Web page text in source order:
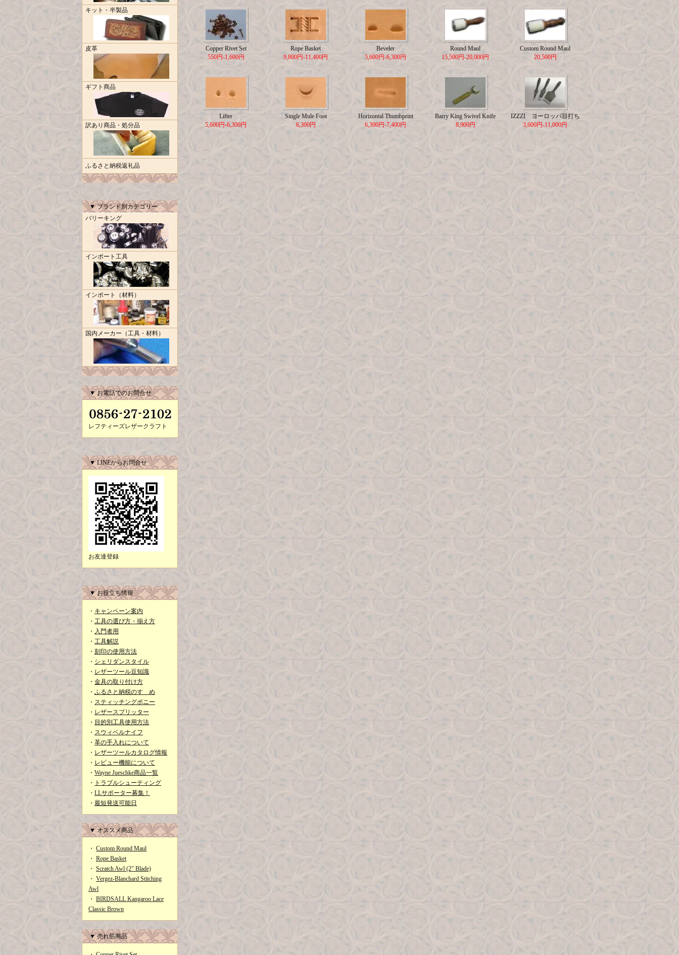
キット・半製品
皮革
ギフト商品
訳あり商品・処分品
ふるさと納税返礼品
▼ ブランド別カテゴリー
バリーキング
インポート工具
インポート（材料）
国内メーカー（工具・材料）
▼ お電話でのお問合せ
レフティーズレザークラフト
▼ LINEからお問合せ
お友達登録
▼ お役立ち情報
・ キャンペーン案内
・ 工具の選び方・揃え方
・ 入門者用
・ 工具解説
・ 刻印の使用方法
・ シェリダンスタイル
・ レザーツール豆知識
・ 金具の取り付け方
・ ふるさと納税のすゝめ
・ スティッチングポニー
・ レザースプリッター
・ 目的別工具使用方法
・ スウィベルナイフ
・ 革の手入れについて
・ レザーツールカタログ情報
・ レビュー機能について
・ Wayne Jueschke商品一覧
・
トラブルシューティング
・ LLサポーター募集！
・ 最短発送可能日
▼ オススメ商品
・ Custom Round Maul
・ Rope Basket
・ Scratch Awl (2" Blade)
・ Vergez-Blanchard Stitching
Awl
・ BIRDSALL Kangaroo Lace
Classic Brown
▼ 売れ筋商品
Copper Rivet Set
550円-1,600円
Rope Basket
9,800円-11,400円
Beveler
5,600円-6,300円
Round Maul
15,500円-20,000円
Custom Round Maul
20,500円
Lifter
5,600円-6,300円
Single Mule Foot
6,300円
Horizontal Thumbprint
6,300円-7,400円
Barry King Swivel Knife
8,900円
IZZZI ヨーロッパ目打ち
3,600円-11,000円